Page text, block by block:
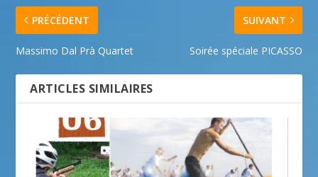
PRÉCÉDENT
Massimo Dal Prà Quartet
SUIVANT
Soirée spéciale PICASSO
ARTICLES SIMILAIRES